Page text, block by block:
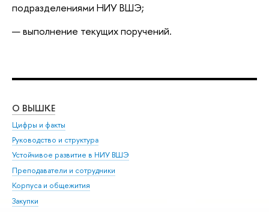
подразделениями НИУ ВШЭ;
выполнение текущих поручений.
О ВЫШКЕ
Цифры и факты
Руководство и структура
Устойчивое развитие в НИУ ВШЭ
Преподаватели и сотрудники
Корпуса и общежития
Закупки